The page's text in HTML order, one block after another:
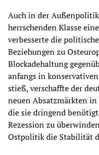
Auch in der
herrschenden Klasse
verbesserte die
Beziehungen zu
Blockadehaltung
anfangs in
stieß, verschaffte der
neuen Absatzmärkten
die sie dringend
Rezession zu
Ostpolitik die Stabilität